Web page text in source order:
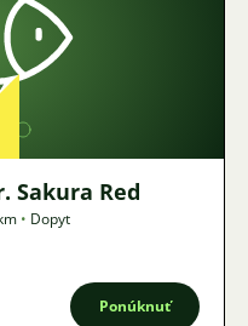
Sakura Red
• Dopyt
Ponúknuť